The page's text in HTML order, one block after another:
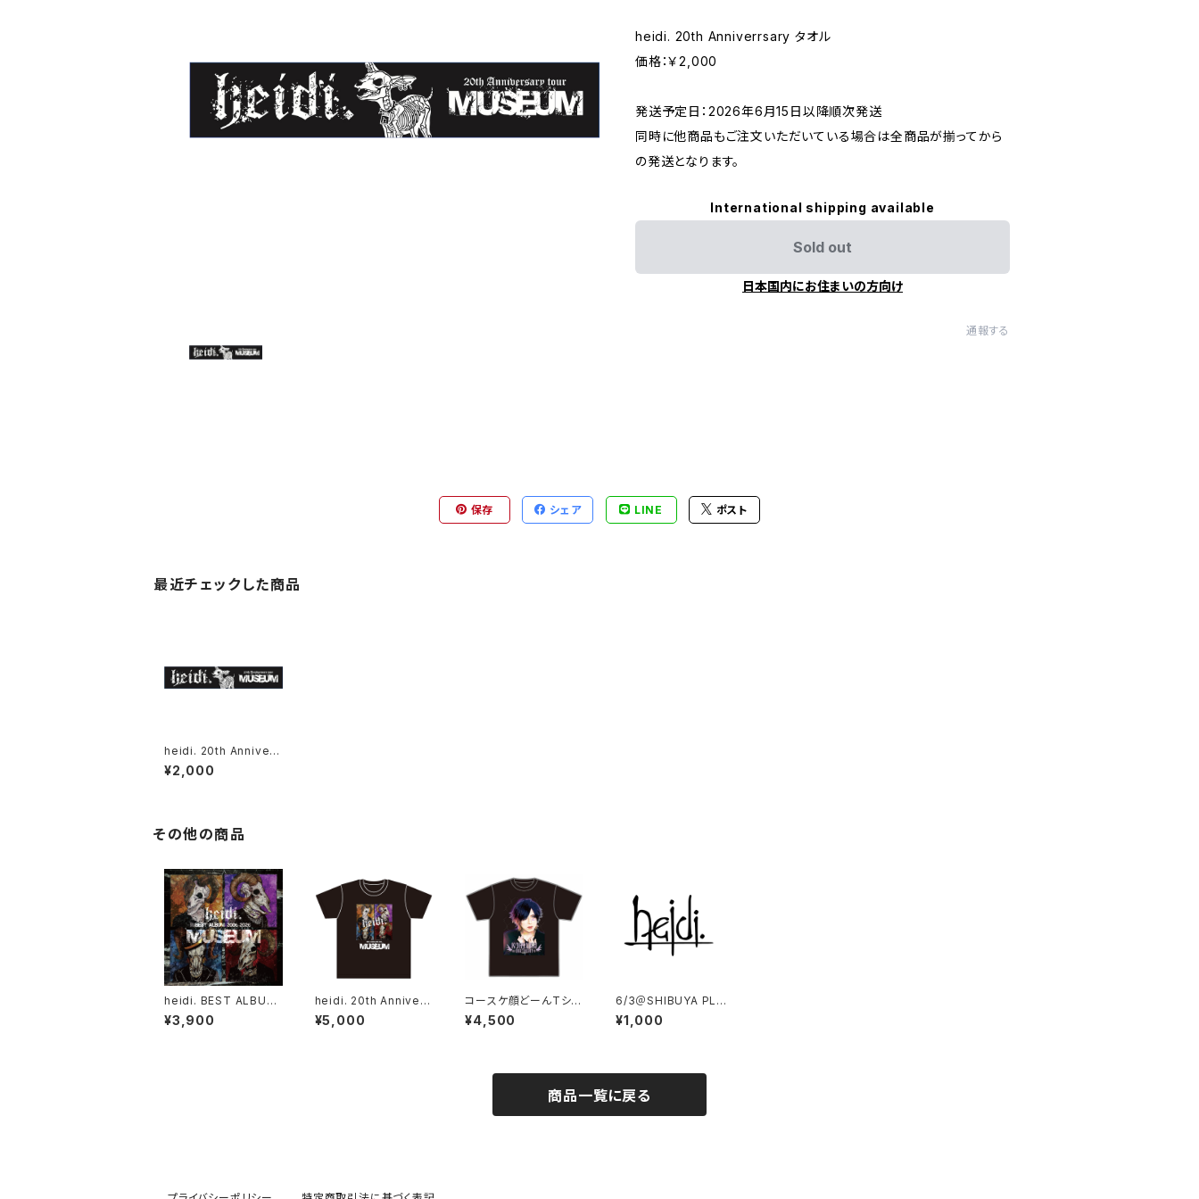
heidi. 20th Anniverrsary タオル
価格：￥2,000
発送予定日：2026年6月15日以降順次発送
同時に他商品もご注文いただいている場合は全商品が揃ってから
の発送となります。
International shipping available
Sold out
日本国内にお住まいの方向け
通報する
保存 シェア LINE ポスト
最近チェックした商品
heidi. 20th Anniverr
sary タオル
¥2,000
その他の商品
heidi. BEST ALBUM
2006-2026「MUSEU
M」
¥3,900
heidi. 20th Anniverr
sary Tシャツ
¥5,000
コースケ顔どーんTシャ
ツ
¥4,500
6/3＠SHIBUYA PLEA
SURE PLEASURE当
日チェキ
¥1,000
商品一覧に戻る